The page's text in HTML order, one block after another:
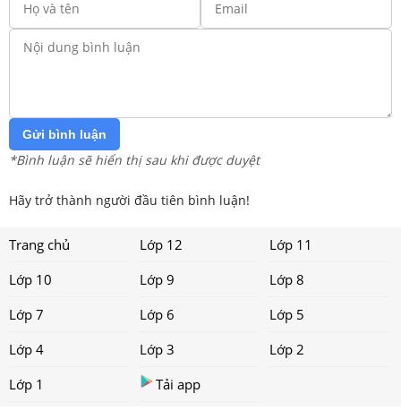
Gửi bình luận
*Bình luận sẽ hiển thị sau khi được duyệt
Hãy trở thành người đầu tiên bình luận!
Trang chủ Lớp 12
Lớp 11
Lớp 10
Lớp 9
Lớp 8
Lớp 7
Lớp 6
Lớp 5
Lớp 4
Lớp 3
Lớp 2
Lớp 1
Tải app